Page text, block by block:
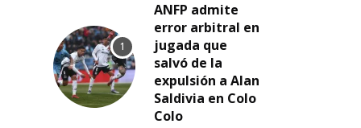
ANFP admite
error arbitral en
jugada que
salvó de la
expulsión a Alan
Saldivia en Colo
Colo